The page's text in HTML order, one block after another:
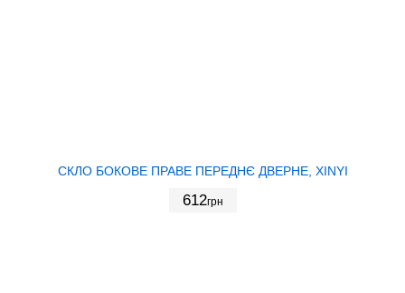
СКЛО БОКОВЕ ПРАВЕ ПЕРЕДНЄ ДВЕРНЕ, XINYI
612грн